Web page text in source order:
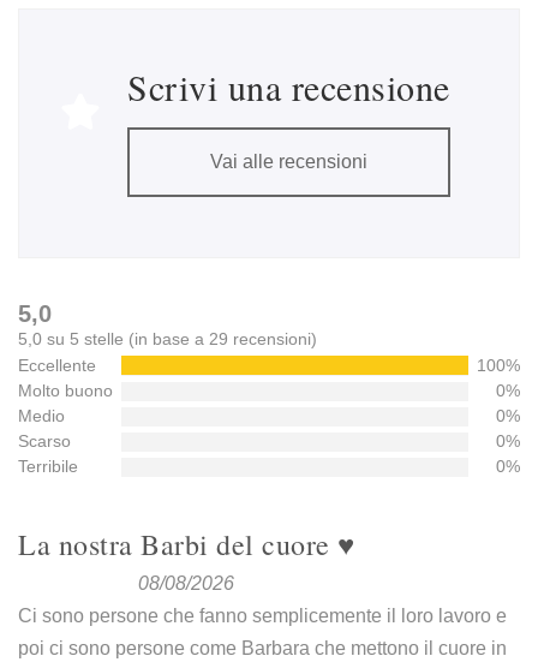
Scrivi una recensione
Vai alle recensioni
5,0
5,0 su 5 stelle (in base a 29 recensioni)
Eccellente
100%
Molto buono
0%
Medio
0%
Scarso
0%
Terribile
0%
La nostra Barbi del cuore ♥️
08/08/2026
Ci sono persone che fanno semplicemente il loro lavoro e
poi ci sono persone come Barbara che mettono il cuore in